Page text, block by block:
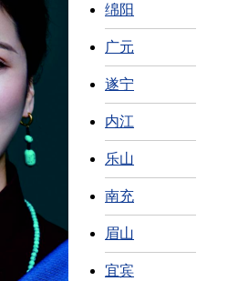
绵阳
广元
遂宁
内江
乐山
南充
眉山
宜宾